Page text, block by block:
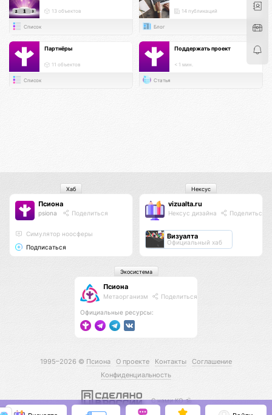
13 объектов
Список
14 публикаций
Блог
Партнёры
11 объектов
Список
Поддержать проект
< 1 мин.
Статья
Псиона
psiona Поделиться
Cимулятор ноосферы
Подписаться
Хаб
vizualta.ru
Нексус дизайна Поделиться
Визуалта
Официальный хаб
Нексус
Псиона
Метаорганизм Поделиться
Официальные ресурсы:
Экосистема
1995–2026 © Псиона О проекте Контакты
Соглашение
Конфиденциальность
С нами КО 🕉️